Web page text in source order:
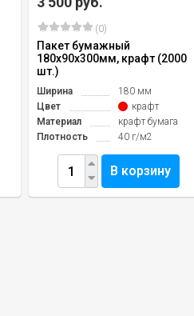
(0)
Пакет бумажный
180x90x300мм, крафт (2000
шт.)
Ширина
180 мм
Цвет
крафт
Материал
крафт бумага
Плотность
40 г/м2
В корзину